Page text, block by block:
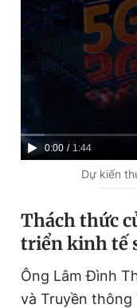
© 2003-2026 Bản
chép dưới mọi hình
bản. Phát triển bởi ePi
C
r
e
0:00 / D
a
t
o
1:44
Dự kiến
Thách thức
triển kinh tế
Ông Lâm Đình
và Truyền thông